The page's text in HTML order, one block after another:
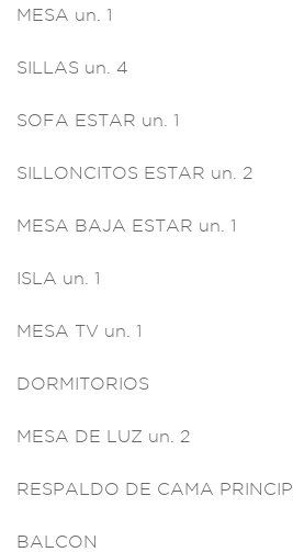
MESA un. 1
SILLAS un. 4
SOFA ESTAR un. 1
SILL ONCITOS ESTAR un. 2
MESA BAJA ESTAR un. 1
ISLA un. 1
MESA TV un. 1
DORMITORIOS
MESA DE LUZ un. 2
RESPALDO DE CAMA PRINCIP
BALCON